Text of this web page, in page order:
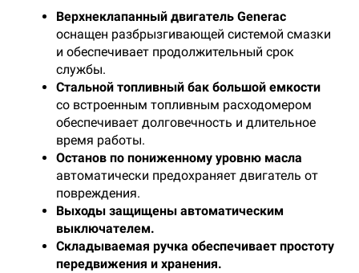
Верхнеклапанный двигатель Generac
оснащен разбрызгивающей системой смазки
и обеспечивает продолжительный срок
службы.
Стальной топливный бак большой емкости
со встроенным топливным расходомером
обеспечивает долговечность и длительное
время работы.
Останов по пониженному уровню масла
автоматически предохраняет двигатель от
повреждения.
Выходы защищены автоматическим
выключателем.
Складываемая ручка обеспечивает простоту
передвижения и хранения.